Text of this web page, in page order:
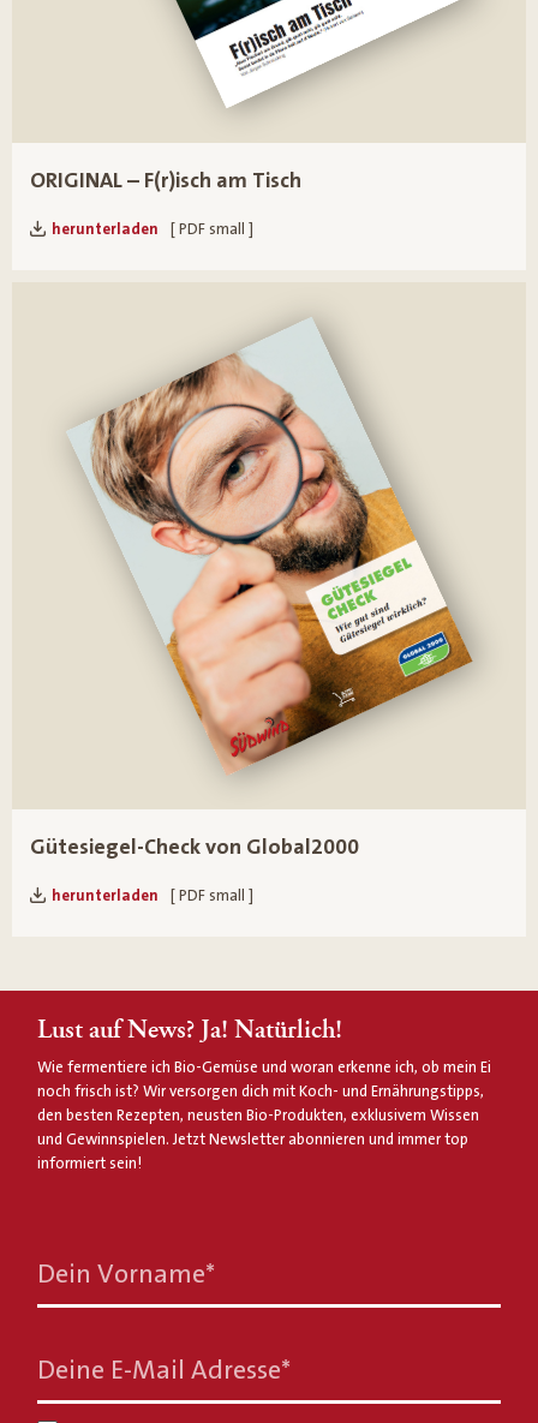
ORIGINAL – F(r)isch am Tisch
herunterladen [ PDF small ]
Gütesiegel-Check von Global2000
herunterladen [ PDF small ]
Lust auf News? Ja! Natürlich!
Wie fermentiere ich Bio-Gemüse und woran erkenne ich, ob mein Ei
noch frisch ist? Wir versorgen dich mit Koch- und Ernährungstipps,
den besten Rezepten, neusten Bio-Produkten, exklusivem Wissen
und Gewinnspielen. Jetzt Newsletter abonnieren und immer top
informiert sein!
Dein Vorname*
Deine E-Mail Adresse*